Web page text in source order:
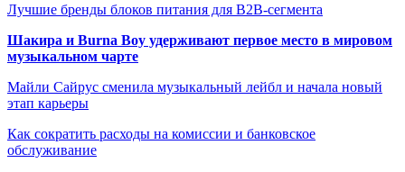
Лучшие бренды блоков питания для B2B-сегмента
Шакира и Burna Boy удерживают первое место в мировом
музыкальном чарте
Майли Сайрус сменила музыкальный лейбл и начала новый
этап карьеры
Как сократить расходы на комиссии и банковское
обслуживание